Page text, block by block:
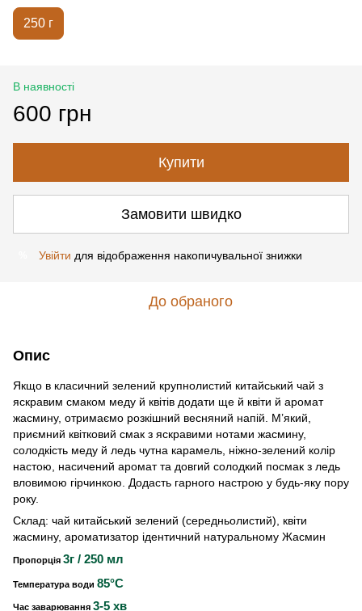
250 г
В наявності
600 грн
Купити
Замовити швидко
Увійти для відображення накопичувальної знижки
До обраного
Опис
Якщо в класичний зелений крупнолистий китайський чай з
яскравим смаком меду й квітів додати ще й квіти й аромат
жасмину, отримаємо розкішний весняний напій. М’який,
приємний квітковий смак з яскравими нотами жасмину,
солодкість меду й ледь чутна карамель, ніжно-зелений колір
настою, насичений аромат та довгий солодкий посмак з ледь
вловимою гірчинкою. Додасть гарного настрою у будь-яку пору
року.
Склад: чай китайський зелений (середньолистий), квіти
жасмину, ароматизатор ідентичний натуральному Жасмин
Пропорція 3г / 250 мл
Температура води 85°C
Час заварювання 3-5 хв